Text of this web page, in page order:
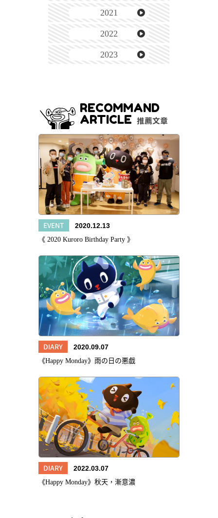
2021
2022
2023
RECOMMAND
ARTICLE 推薦文章
EVENT 2020.12.13
《 2020 Kuroro Birthday Party 》
DIARY 2020.09.07
《Happy Monday》雨の日の悪戯
DIARY 2022.03.07
《Happy Monday》秋天，漸意濃